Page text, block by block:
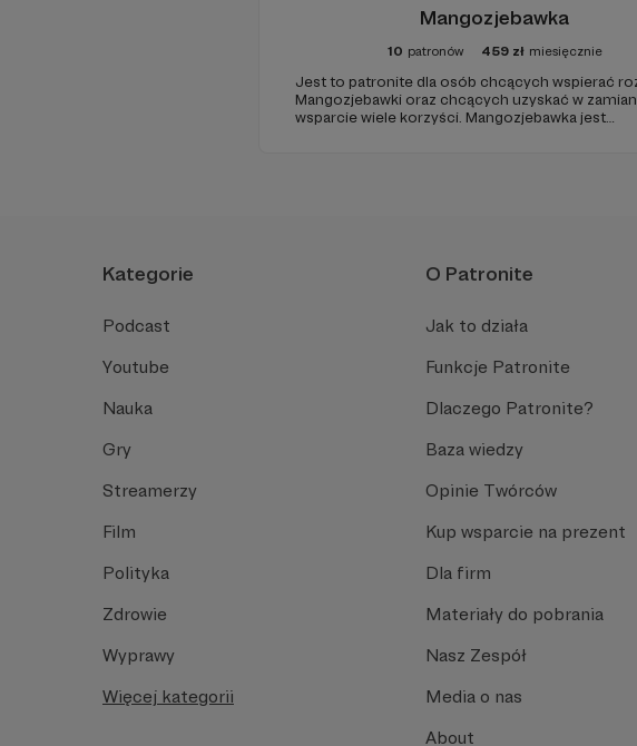
Mangozjebawka
10 patronów 459 zł miesięcznie
Jest to patronite dla osób chcących wspierać
Mangozjebawki oraz chcących uzyskać w
wsparcie wiele korzyści. Mangozjebawka jest
Kategorie
Podcast
Youtube
Nauka
Gry
Streamerzy
Film
Polityka
Zdrowie
Wyprawy
Więcej kategorii
O Patronite
Jak to działa
Funkcje Patronite
Dlaczego Patronite?
Baza wiedzy
Opinie Twórców
Kup wsparcie na prezent
Dla firm
Materiały do pobrania
Nasz Zespół
Media o nas
About